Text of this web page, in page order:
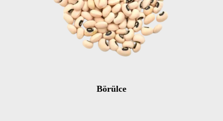
Börülce